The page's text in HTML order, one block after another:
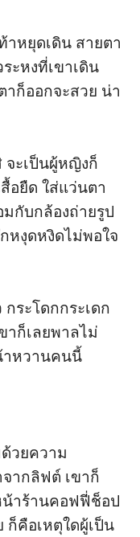
าหยุดเดิน สายตา
ะหงที่เขาเดิน
ก็ออกจะสวย น่า
จะเป็นผู้หญิงก็
อยืด ใส่แว่นตา
กับกล้องถ่ายรูป
หงุดหงิดไม่พอใจ
ระโดกกระเดก
าก็เลยพาลไม่
าหวานคนนี้
วยความ
ากลิฟต์ เขาก็
น้าร้านคอฟฟี่ช็อป
ก็คือเหตุใดผู้เป็น